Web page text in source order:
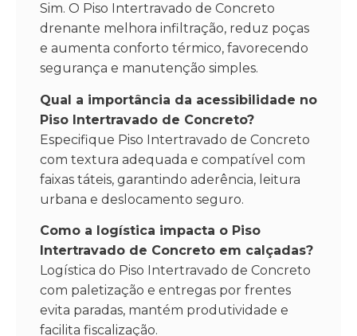
Sim. O Piso Intertravado de Concreto
drenante melhora infiltração, reduz poças
e aumenta conforto térmico, favorecendo
segurança e manutenção simples.
Qual a importância da acessibilidade no
Piso Intertravado de Concreto?
Especifique Piso Intertravado de Concreto
com textura adequada e compatível com
faixas táteis, garantindo aderência, leitura
urbana e deslocamento seguro.
Como a logística impacta o Piso
Intertravado de Concreto em calçadas?
Logística do Piso Intertravado de Concreto
com paletização e entregas por frentes
evita paradas, mantém produtividade e
facilita fiscalização.